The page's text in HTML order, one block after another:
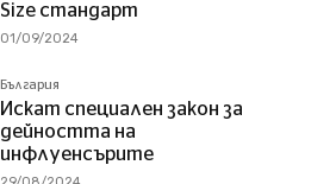
Size стандарт
01/09/2024
България
Искат специален закон за
дейността на
инфлуенсърите